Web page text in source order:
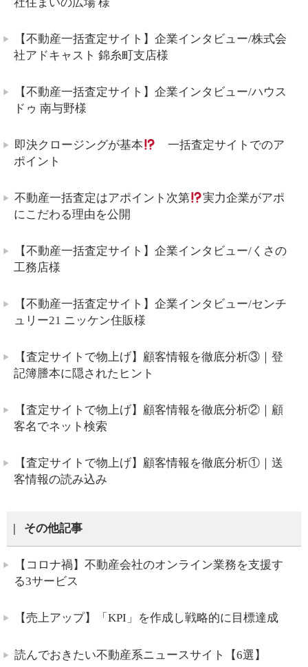
【不動産一括査定サイト】企業インタビュー/株式会
社アドキャスト 錦糸町支店様
【不動産一括査定サイト】企業インタビュー/ハウス
ドゥ 南与野様
即決クロージングが基本
一括査定サイトでのア
ポイント
不動産一括査定はアポイント次第
実力企業がアポ
にこだわる理由を公開
【不動産一括査定サイト】企業インタビュー/くさの
工務店様
【不動産一括査定サイト】企業インタビュー/センチ
ュリー21 ニッケン住販様
【査定サイトで物上げ】顧客情報を徹底分析③｜登
記簿謄本に隠されたヒント
【査定サイトで物上げ】顧客情報を徹底分析②｜顧
客名でネット検索
【査定サイトで物上げ】顧客情報を徹底分析①｜送
客情報の読み込み
その他記事
【コロナ禍】不動産会社のオンライン業務を支援す
る3サービス
【売上アップ】「KPI」を作成し戦略的に目標達成
読んでおきたい不動産系ニュースサイト【6選】